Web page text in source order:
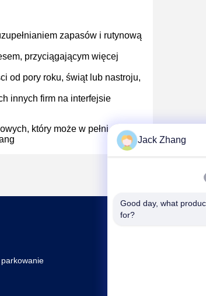
zapasów i rutynową
przyciągającym więcej
od pory roku, świąt lub nastroju,
innych firm na interfejsie
który może w pełni
parkowanie
Jack Zhang
Good day, what
for?